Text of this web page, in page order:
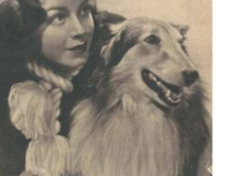
HÖR ZU! – 1949, NUMMER 10,
Woche vom 27. Februar bis 05.
März